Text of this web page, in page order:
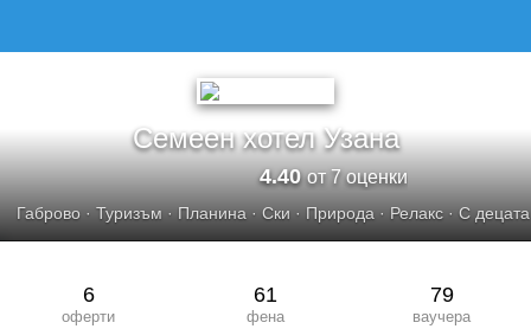
Семеен хотел Узана
4.40от 7 оценки
Габрово · Туризъм · Планина · Ски · Природа · Релакс · С децата
6
оферти
61
фена
79
ваучера